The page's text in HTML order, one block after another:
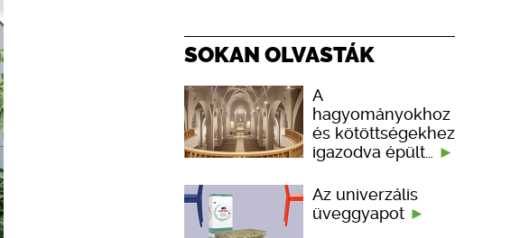
SOKAN OLVASTÁK
A
hagyományokhoz
és kötöttségekhez
igazodva épült…
Az univerzális
üveggyapot